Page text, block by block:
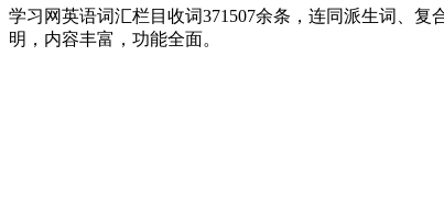
学习网英语词汇栏目收词371507余条，连同派生词、
明，内容丰富，功能全面。